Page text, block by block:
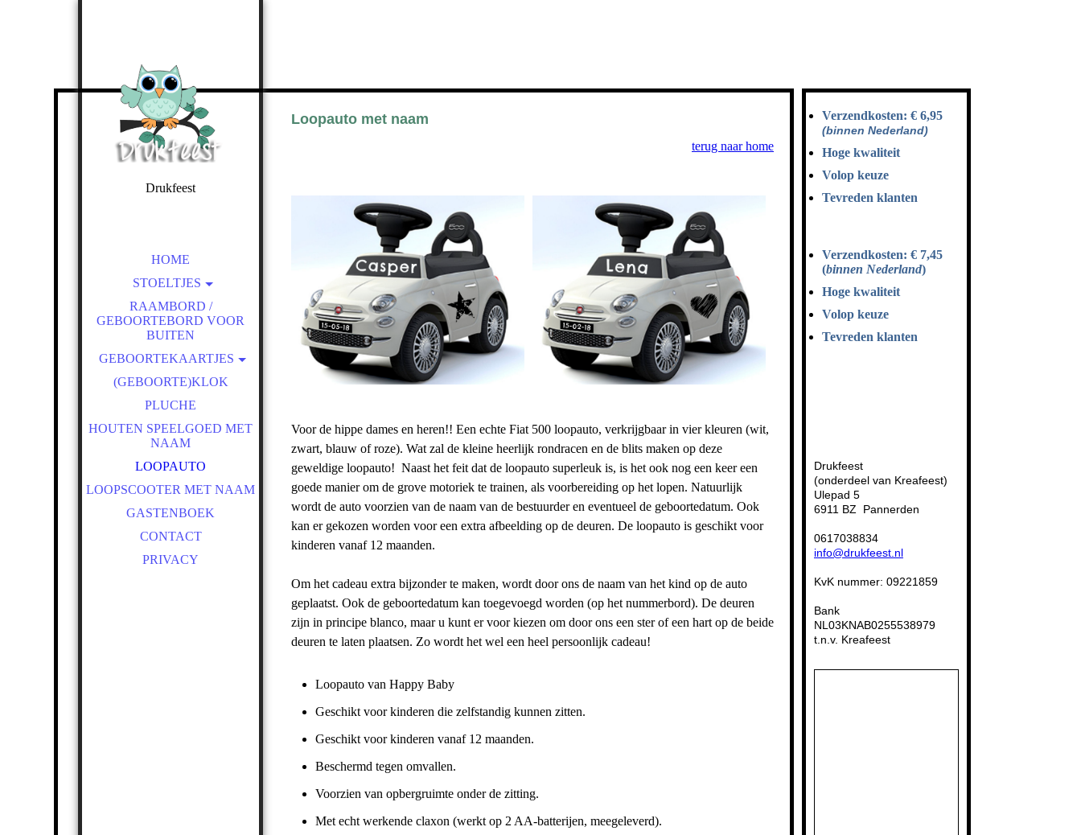
Drukfeest
HOME
STOELTJES
GEBOORTESTOELTJE
GEBOORTEKAARTJE
STOELTJE MET NAAM
RAAMBORD /
GEBOORTEBORD VOOR
BUITEN
GEBOORTEKAARTJES
13 X 13 CM. ENKEL
13 X 13 CM. DUBBEL
(GEBOORTE)KLOK
PLUCHE
HOUTEN SPEELGOED MET
NAAM
LOOPAUTO
LOOPSCOOTER MET NAAM
GASTENBOEK
CONTACT
PRIVACY
Loopauto met naam
terug naar home
Voor de hippe dames en heren!! Een echte Fiat 500 loopauto, verkrijgbaar in vier kleuren (wit,
zwart, blauw of roze). Wat zal de kleine heerlijk rondracen en de blits maken op deze
geweldige loopauto! Naast het feit dat de loopauto superleuk is, is het ook nog een keer een
goede manier om de grove motoriek te trainen, als voorbereiding op het lopen. Natuurlijk
wordt de auto voorzien van de naam van de bestuurder en eventueel de geboortedatum. Ook
kan er gekozen worden voor een extra afbeelding op de deuren. De loopauto is geschikt voor
kinderen vanaf 12 maanden.
Om het cadeau extra bijzonder te maken, wordt door ons de naam van het kind op de auto
geplaatst. Ook de geboortedatum kan toegevoegd worden (op het nummerbord). De deuren
zijn in principe blanco, maar u kunt er voor kiezen om door ons een ster of een hart op de beide
deuren te laten plaatsen. Zo wordt het wel een heel persoonlijk cadeau!
Loopauto van Happy Baby
Geschikt voor kinderen die zelfstandig kunnen zitten.
Geschikt voor kinderen vanaf 12 maanden.
Beschermd tegen omvallen.
Voorzien van opbergruimte onder de zitting.
Met echt werkende claxon (werkt op 2 AA-batterijen, meegeleverd).
Verzendkosten: € 6,95
(binnen Nederland)
Hoge kwaliteit
Volop keuze
Tevreden klanten
Verzendkosten: € 7,45
(binnen Nederland)
Hoge kwaliteit
Volop keuze
Tevreden klanten
Drukfeest
(onderdeel van Kreafeest)
Ulepad 5
6911 BZ Pannerden
0617038834
info@drukfeest.nl
KvK nummer: 09221859
Bank
NL03KNAB0255538979
t.n.v. Kreafeest